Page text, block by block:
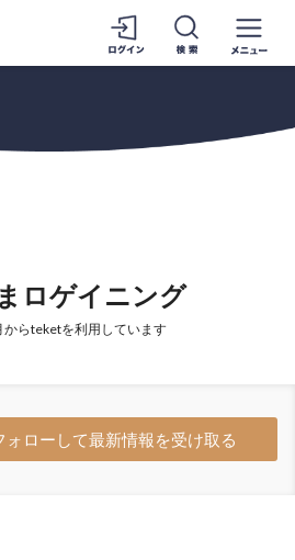
ロゲイニング
らteketを利用しています
ォローして最新情報を受け取る